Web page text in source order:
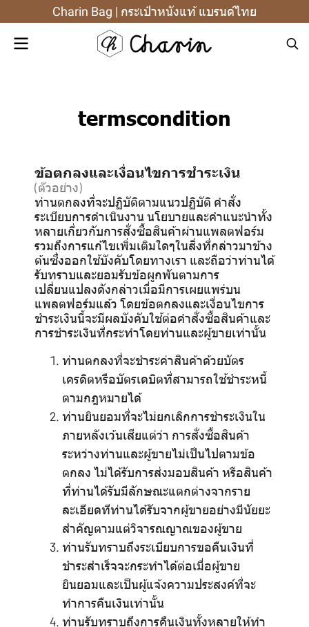
Charin Bag | กระเป๋าหนังแท้ แบรนด์ไทย
termscondition
ข้อตกลงและเงื่อนไขการชำระเงิน
(ตัวอย่าง)
ท่านตกลงที่จะปฏิบัติตามแนวปฏิบัติ คำสั่ง
ระเบียบการดำเนินงาน นโยบายและคำแนะนำทั้ง
หลายเกี่ยวกับการสั่งซื้อสินค้าผ่านแพลตฟอร์ม
รวมถึงการแก้ไขเพิ่มเติมใดๆในสิ่งที่กล่าวมาข้าง
ต้นซึ่งออกใช้บังคับโดยทางเรา และถือว่าท่านได้
รับทราบและยอมรับข้อผูกพันตามการ
เปลี่ยนแปลงดังกล่าวเมื่อมีการเผยแพร่บน
แพลตฟอร์มแล้ว โดยข้อตกลงและเงื่อนไขการ
ชำระเงินนี้จะมีผลบังคับใช้ต่อคำสั่งซื้อสินค้าและ
การชำระเงินที่กระทำโดยท่านและผู้ขายเท่านั้น
ท่านตกลงที่จะชำระค่าสินค้าด้วยบัตร
เครดิตหรือบัตรเดบิตที่สามารถใช้ชำระหนี้
ตามกฎหมายได้
ท่านยินยอมที่จะไม่ยกเลิกการชำระเงินใน
ภายหลังเว้นเสียแต่ว่า การสั่งซื้อสินค้า
ระหว่างท่านและผู้ขายไม่เป็นไปตามข้อ
ตกลง ไม่ได้รับการส่งมอบสินค้า หรือสินค้า
ที่ท่านได้รับมีลักษณะแตกต่างจากราย
ละเอียดทีท่านได้รับจากผู้ขายอย่างมีนัยยะ
สำคัญตามแต่วิจารณญาณของผู้ขาย
ท่านรับทราบถึงระเบียบการขอคืนเงินที่
ชำระสำเร็จจะกระทำได้ต่อเมื่อผู้ขาย
ยินยอมและเป็นผู้แจ้งความประสงค์ที่จะ
ทำการคืนเงินเท่านั้น
ท่านรับทราบถึงการคืนเงินทั้งหลายให้ทำ